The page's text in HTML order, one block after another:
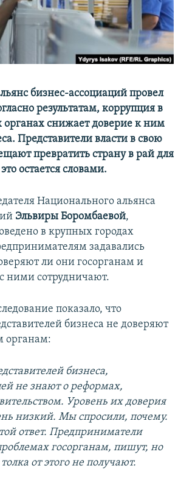
бизнес-ассоциаций провел
результатам, коррупция в
органах снижает доверие к ним
Представители власти в свою
превратить страну в рай для
остается словами.
Национального альянса
Эльвиры Боромбаевой,
в крупных городах
задавались
ли они госорганам и
ними сотрудничают.
показало, что
бизнеса не доверяют
органам:
бизнеса,
не знают о реформах,
Уровень их доверия
низкий. Мы спросили, почему.
ответ. Предприниматели
госорганам, пишут, но
от этого не получают.